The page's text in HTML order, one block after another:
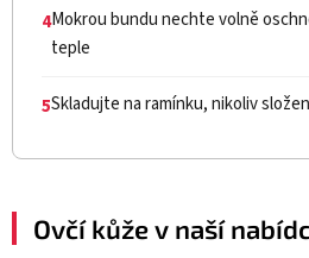
4Mokrou bundu nechte volně
teple
5Skladujte na ramínku, nikoliv
Ovčí kůže v naší